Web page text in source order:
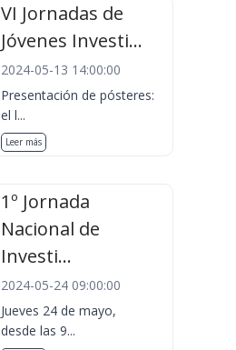
VI Jornadas de
Jóvenes Investi...
2024-05-13 14:00:00
Presentación de pósteres:
el l...
Leer más
1º Jornada
Nacional de
Investi...
2024-05-24 09:00:00
Jueves 24 de mayo,
desde las 9...